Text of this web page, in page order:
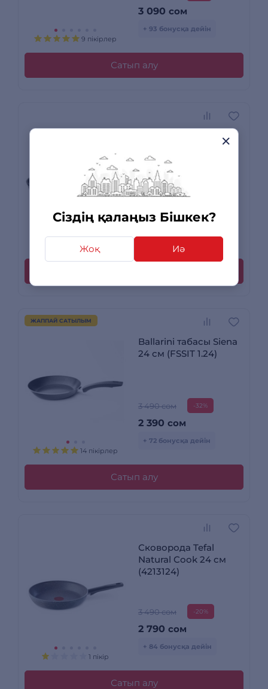
Сіздің қалаңыз Бішкек?
Жоқ Иә
9 пікірлер
3 090 сом
+ 93 бонусқа дейін
Сатып алу
6 пікірлер
Mustang 24см RDA-
597
3 090 сом
2 390сом
+ 72 бонусқа дейін
ЖАППАЙ САТЫЛЫМ
14 пікірлер
Ballarini табасы Siena
24 см (FSSIT 1.24)
3 490 сом -32%
2 390 сом
+ 72 бонусқа дейін
Сатып алу
1 пікір
Сковорода Tefal
Natural Cook 24 см
(4213124)
3 490 сом -20%
2 790 сом
+ 84 бонусқа дейін
Сатып алу